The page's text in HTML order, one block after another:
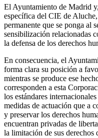
El Ayuntamiento de Madrid
específica del CIE de
permanente que se ponga al
sensibilización relacionadas
la defensa de los derechos
En consecuencia, el
forma clara su posición a
mientras se produce ese
corresponden a esta
los estándares
medidas de actuación que a
y preservar los derechos
encuentran privadas de
la limitación de sus derechos